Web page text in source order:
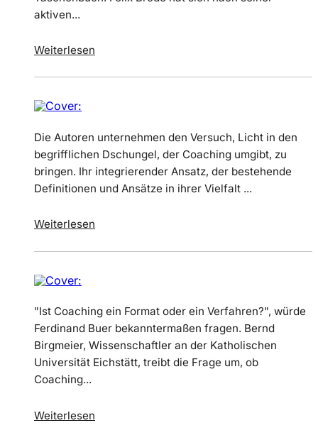
aktiven...
Weiterlesen
Die Autoren unternehmen den Versuch, Licht in den
begrifflichen Dschungel, der Coaching umgibt, zu
bringen. Ihr integrierender Ansatz, der bestehende
Definitionen und Ansätze in ihrer Vielfalt ...
Weiterlesen
"Ist Coaching ein Format oder ein Verfahren?", würde
Ferdinand Buer bekanntermaßen fragen. Bernd
Birgmeier, Wissenschaftler an der Katholischen
Universität Eichstätt, treibt die Frage um, ob
Coaching...
Weiterlesen